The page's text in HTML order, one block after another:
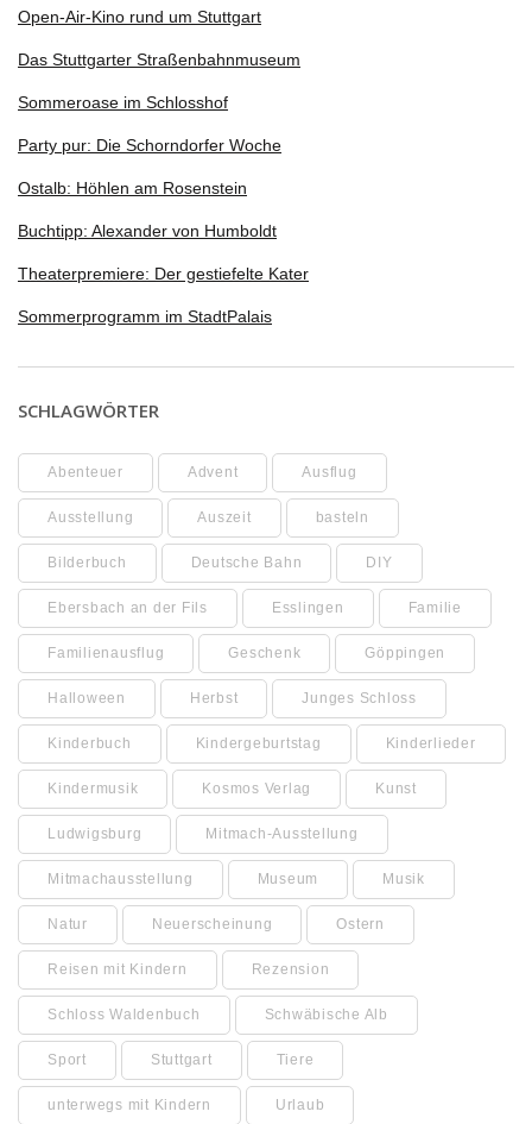
Open-Air-Kino rund um Stuttgart
Das Stuttgarter Straßenbahnmuseum
Sommeroase im Schlosshof
Party pur: Die Schorndorfer Woche
Ostalb: Höhlen am Rosenstein
Buchtipp: Alexander von Humboldt
Theaterpremiere: Der gestiefelte Kater
Sommerprogramm im StadtPalais
SCHLAGWÖRTER
Abenteuer Advent Ausflug
Ausstellung Auszeit basteln
Bilderbuch Deutsche Bahn DIY
Ebersbach an der Fils Esslingen Familie
Familienausflug Geschenk Göppingen
Halloween Herbst Junges Schloss
Kinderbuch Kindergeburtstag Kinderlieder
Kindermusik Kosmos Verlag Kunst
Ludwigsburg Mitmach-Ausstellung
Mitmachausstellung Museum Musik
Natur Neuerscheinung Ostern
Reisen mit Kindern Rezension
Schloss Waldenbuch Schwäbische Alb
Sport Stuttgart Tiere
unterwegs mit Kindern Urlaub